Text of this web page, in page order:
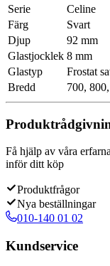
Serie
Celine
Färg
Svart
Djup
92 mm
Glastjocklek 8 mm
Glastyp
Frostat
Bredd
700,
Få hjälp av våra
inför ditt köp
Produktfrågor
Nya beställningar
010-140 01 02
Kundservice